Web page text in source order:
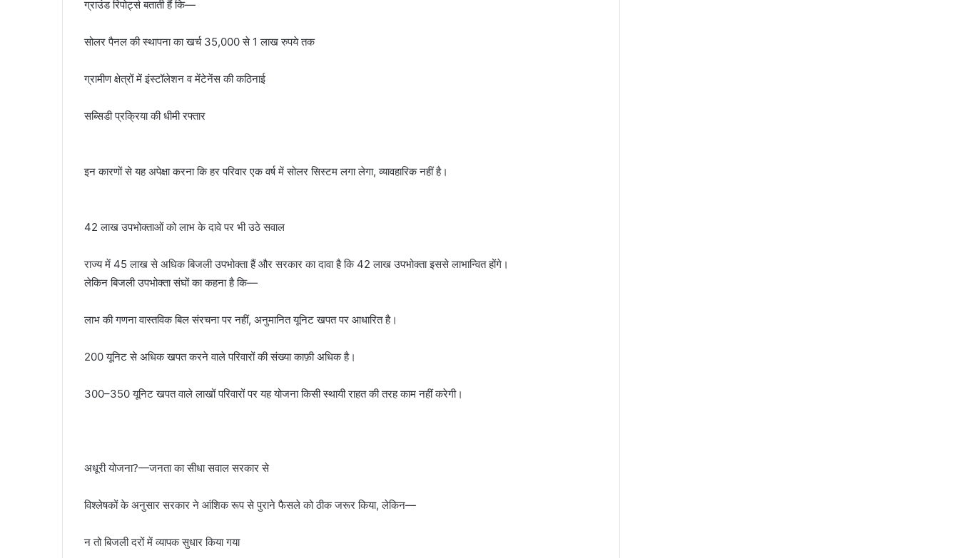
ग्राउंड रिपोर्ट्स बताती हैं कि—
सोलर पैनल की स्थापना का खर्च 35,000 से 1 लाख रुपये तक
ग्रामीण क्षेत्रों में इंस्टॉलेशन व मेंटेनेंस की कठिनाई
सब्सिडी प्रक्रिया की धीमी रफ्तार
इन कारणों से यह अपेक्षा करना कि हर परिवार एक वर्ष में सोलर सिस्टम लगा लेगा, व्यावहारिक नहीं है।
42 लाख उपभोक्ताओं को लाभ के दावे पर भी उठे सवाल
राज्य में 45 लाख से अधिक बिजली उपभोक्ता हैं और सरकार का दावा है कि 42 लाख उपभोक्ता इससे लाभान्वित होंगे।
लेकिन बिजली उपभोक्ता संघों का कहना है कि—
लाभ की गणना वास्तविक बिल संरचना पर नहीं, अनुमानित यूनिट खपत पर आधारित है।
200 यूनिट से अधिक खपत करने वाले परिवारों की संख्या काफ़ी अधिक है।
300–350 यूनिट खपत वाले लाखों परिवारों पर यह योजना किसी स्थायी राहत की तरह काम नहीं करेगी।
अधूरी योजना?—जनता का सीधा सवाल सरकार से
विश्लेषकों के अनुसार सरकार ने आंशिक रूप से पुराने फैसले को ठीक जरूर किया, लेकिन—
न तो बिजली दरों में व्यापक सुधार किया गया